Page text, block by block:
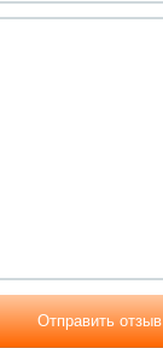
Отправить отзыв